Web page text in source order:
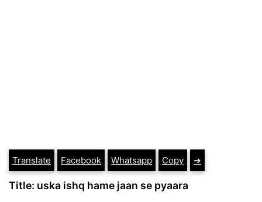
Translate Facebook Whatsapp Copy ➔
Title: uska ishq hame jaan se pyaara